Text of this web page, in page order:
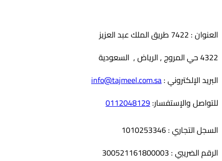
العنوان : 7422 طريق الملك عبد العزيز
4322 حي المروج , الرياض , السعودية
البريد الإلكتروني :info@tajmeel.com.sa
للتواصل والإستفسار:0112048129
السجل التجاري : 1010253346
الرقم الضريبي : 300521161800003